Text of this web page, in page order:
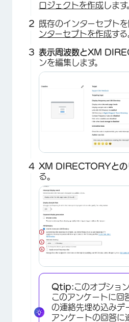
ロジェクトを作成します
既存のインターセプトを
ンターセプトを作成する
表示周波数とXM
ンを編集します。
XM DIRECTORYとの
る。
Qtip:このオプショ
このアンケートに回
の連絡先埋め込みデ
アンケートの回答に